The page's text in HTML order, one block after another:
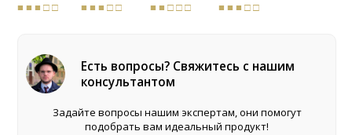
■ ■ ■ □ □
■ ■ ■ □ □
■ ■ □ □ □
■ ■ ■ □ □
Есть вопросы? Свяжитесь с нашим
консультантом
Задайте вопросы нашим экспертам, они помогут
подобрать вам идеальный продукт!